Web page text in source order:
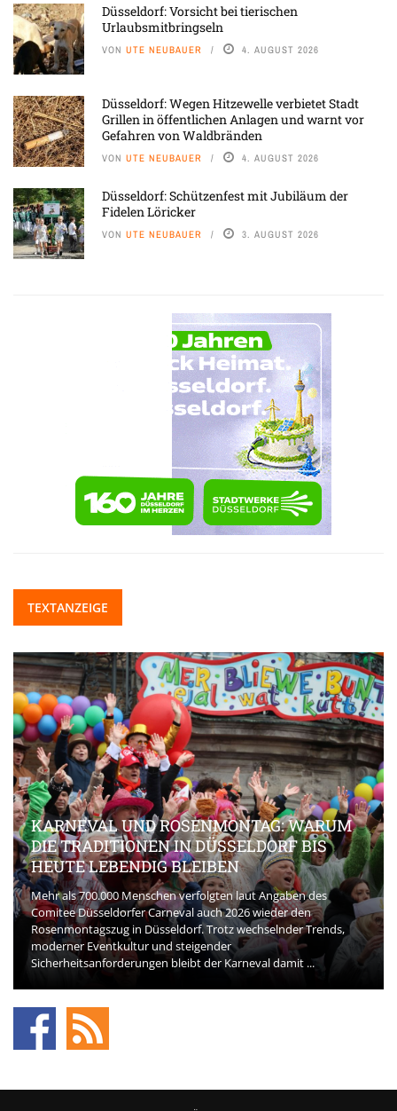
Düsseldorf: Vorsicht bei tierischen
Urlaubsmitbringseln
VON UTE NEUBAUER 4. AUGUST 2026
Düsseldorf: Wegen Hitzewelle verbietet Stadt
Grillen in öffentlichen Anlagen und warnt vor
Gefahren von Waldbränden
VON UTE NEUBAUER 4. AUGUST 2026
Düsseldorf: Schützenfest mit Jubiläum der
Fidelen Löricker
VON UTE NEUBAUER 3. AUGUST 2026
TEXTANZEIGE
KARNEVAL UND ROSENMONTAG: WARUM
DIE TRADITIONEN IN DÜSSELDORF BIS
HEUTE LEBENDIG BLEIBEN
Mehr als 700.000 Menschen verfolgten laut Angaben des
Comitee Düsseldorfer Carneval auch 2026 wieder den
Rosenmontagszug in Düsseldorf. Trotz wechselnder Trends,
moderner Eventkultur und steigender
Sicherheitsanforderungen bleibt der Karneval damit ...